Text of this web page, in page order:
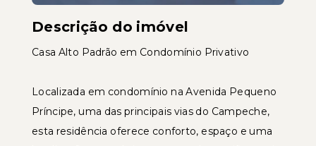
Descrição do imóvel
Casa Alto Padrão em Condomínio Privativo
Localizada em condomínio na Avenida Pequeno
Príncipe, uma das principais vias do Campeche,
esta residência oferece conforto, espaço e uma